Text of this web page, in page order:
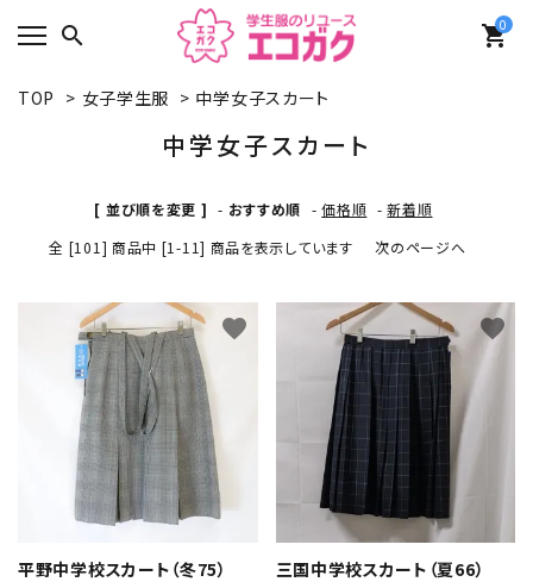
search 0
shopping_cart
TOP > 女子学生服 > 中学女子スカート
中学女子スカート
[ 並び順を変更 ] - おすすめ順 -価格順 -新着順
全 [101] 商品中 [1-11] 商品を表示しています
次のページへ
平野中学校スカート（冬75）
favorite
三国中学校スカート（夏66）
favorite